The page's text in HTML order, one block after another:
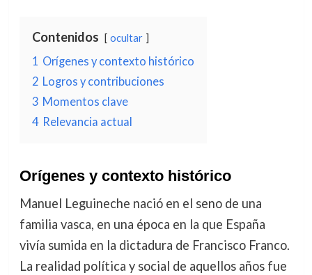
Contenidos ocultar
1 Orígenes y contexto histórico
2 Logros y contribuciones
3 Momentos clave
4 Relevancia actual
Orígenes y contexto histórico
Manuel Leguineche nació en el seno de una
familia vasca, en una época en la que España
vivía sumida en la dictadura de Francisco Franco.
La realidad política y social de aquellos años fue